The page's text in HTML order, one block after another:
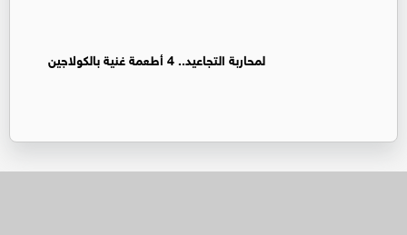
لمحاربة التجاعيد.. 4 أطعمة غنية بالكولاجين